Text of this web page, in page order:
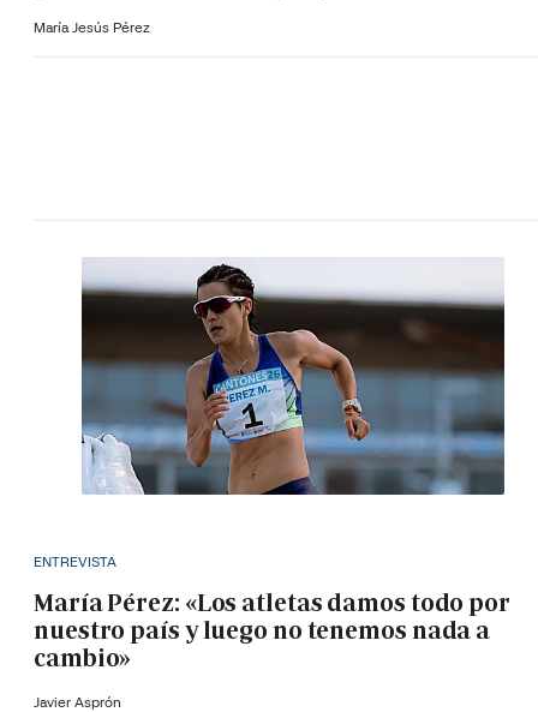
María Jesús Pérez
ENTREVISTA
María Pérez: «Los atletas damos todo por
nuestro país y luego no tenemos nada a
cambio»
Javier Asprón